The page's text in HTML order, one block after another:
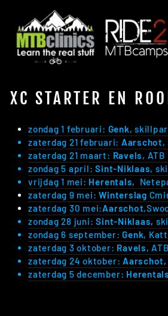
content
XC STARTER EN
zondag 1 februari: Genk,
zaterdag 21 februari: Aarschot,
zaterdag 21 maart: Ravels,
zondag 5 april:Sint-Niklaas,
vrijdag 1 mei: Herentals,
zaterdag 9 mei: Winterslag
zaterdag 30 mei:Aarschot
zondag 28 juni:Sint-Niklaas,
zondag 6 september:Genk,
zaterdag 3 oktober: Ravels,
zaterdag 24 oktober: Aarschot,
zaterdag 5 december: Herentals